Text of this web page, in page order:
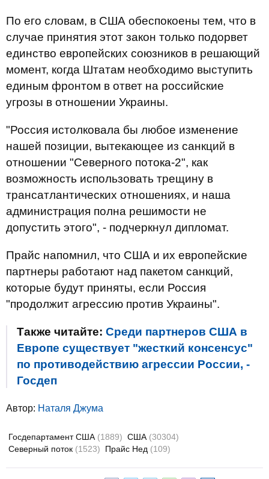
По его словам, в США обеспокоены тем, что в
случае принятия этот закон только подорвет
единство европейских союзников в решающий
момент, когда Штатам необходимо выступить
единым фронтом в ответ на российские
угрозы в отношении Украины.
"Россия истолковала бы любое изменение
нашей позиции, вытекающее из санкций в
отношении "Северного потока-2", как
возможность использовать трещину в
трансатлантических отношениях, и наша
администрация полна решимости не
допустить этого", - подчеркнул дипломат.
Прайс напомнил, что США и их европейские
партнеры работают над пакетом санкций,
которые будут приняты, если Россия
"продолжит агрессию против Украины".
Также читайте: Среди партнеров США в
Европе существует "жесткий консенсус"
по противодействию агрессии России, -
Госдеп
Автор: Наталя Джума
Госдепартамент США (1889) США (30304)
Северный поток (1523) Прайс Нед (109)